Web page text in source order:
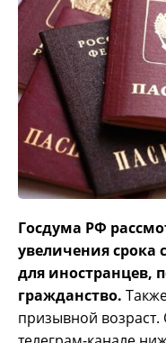
Госдума РФ
увеличения срока
для иностранцев,
гражданство.
призывной